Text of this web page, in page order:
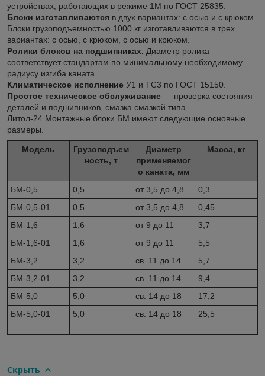
устройствах, работающих в режиме 1М по ГОСТ 25835.
Блоки изготавливаются в двух вариантах: с осью и с крюком.
Блоки грузоподъемностью 1000 кг изготавливаются в трех
вариантах: с осью, с крюком, с осью и крюком.
Ролики блоков на подшипниках. Диаметр ролика
соответствует стандартам по минимальному необходимому
радиусу изгиба каната.
Климатическое исполнение У1 и ТС3 по ГОСТ 15150.
Простое техническое обслуживание — проверка состояния
деталей и подшипников, смазка смазкой типа
Литол-24.Монтажные блоки БМ имеют следующие основные
размеры.
Модель
Грузоподъем
ность, т
Диаметр
применяемог
о каната, мм
Масса, кг
БМ-0,5 0,5 от 3,5 до 4,8
0,3
БМ-0,5-01
0,5 от 3,5 до 4,8
0,45
БМ-1,6
1,6 от 9 до 11
3,7
БМ-1,6-01
1,6 от 9 до 11
5,5
БМ-3,2
3,2 св. 11 до 14
5,7
БМ-3,2-01
3,2 св. 11 до 14
9,4
БМ-5,0
5,0 св. 14 до 18
17,2
БМ-5,0-01
5,0 св. 14 до 18 25,5
Скрыть